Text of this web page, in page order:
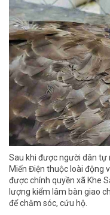
Sau khi được người dân tự
Miến Điện thuộc loài động
được chính quyền xã Khe
lượng kiểm lâm bàn giao
để chăm sóc, cứu hộ.